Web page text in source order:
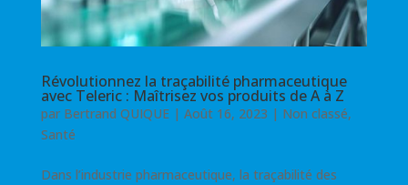
Révolutionnez la traçabilité pharmaceutique
avec Teleric : Maîtrisez vos produits de A à Z
par Bertrand QUIQUE| Août 16, 2023 | Non classé,
Santé
Dans l’industrie pharmaceutique, la traçabilité des